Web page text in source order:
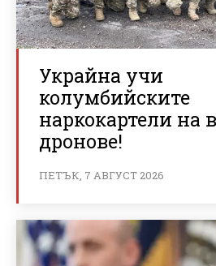
Украйна учи
колумбийските
наркокартели на
дронове!
ПЕТЪК, 7 АВГУСТ 2026